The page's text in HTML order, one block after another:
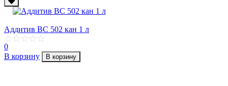
Аддитив ВС 502 кан 1 л
0
В корзину
В корзину